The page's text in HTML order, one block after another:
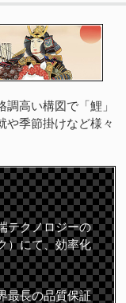
高い構図で「鯉」
や季節掛けなど様々
テクノロジーの
）にて、効率化
最長の品質保証